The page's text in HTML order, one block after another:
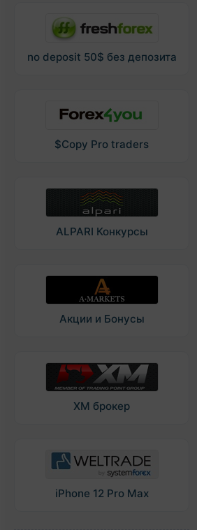
no deposit 50$ без депозита
$Copy Pro traders
ALPARI Конкурсы
Акции и Бонусы
XM брокер
iPhone 12 Pro Max